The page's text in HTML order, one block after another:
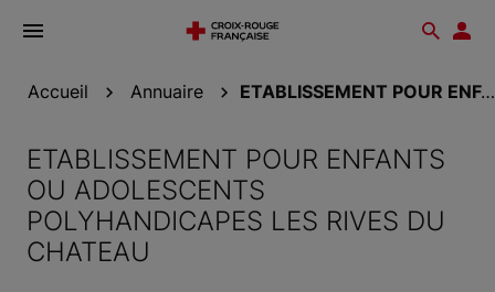
Ouvrir
Accueil Annuaire ETABLISSEMENT POUR ENFANTS OU ADOLESCENTS...
ETABLISSEMENT POUR ENFANTS
OU ADOLESCENTS
POLYHANDICAPES LES RIVES DU
CHATEAU